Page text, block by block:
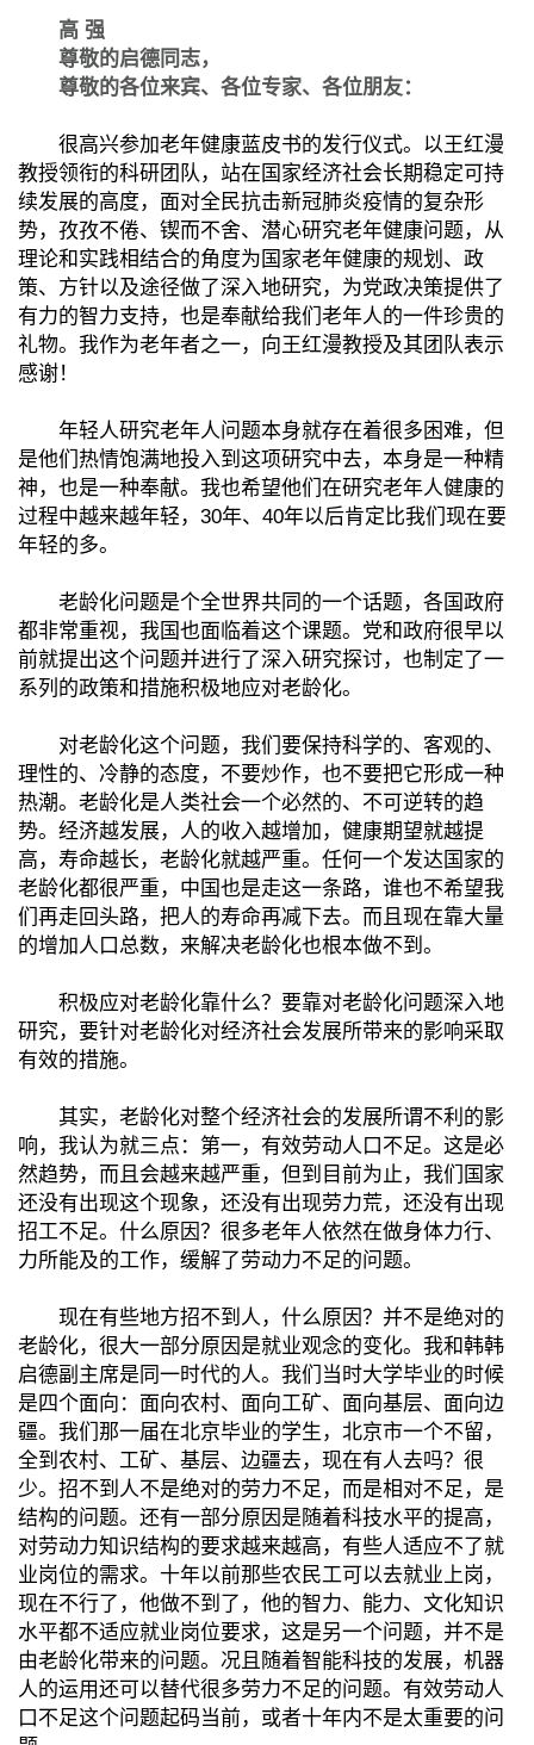
高 强
尊敬的启德同志，
尊敬的各位来宾、各位专家、各位朋友：
很高兴参加老年健康蓝皮书的发行仪式。以王红漫
教授领衔的科研团队，站在国家经济社会长期稳定可持
续发展的高度，面对全民抗击新冠肺炎疫情的复杂形
势，孜孜不倦、锲而不舍、潜心研究老年健康问题，从
理论和实践相结合的角度为国家老年健康的规划、政
策、方针以及途径做了深入地研究，为党政决策提供了
有力的智力支持，也是奉献给我们老年人的一件珍贵的
礼物。我作为老年者之一，向王红漫教授及其团队表示
感谢！
年轻人研究老年人问题本身就存在着很多困难，但
是他们热情饱满地投入到这项研究中去，本身是一种精
神，也是一种奉献。我也希望他们在研究老年人健康的
过程中越来越年轻，30年、40年以后肯定比我们现在要
年轻的多。
老龄化问题是个全世界共同的一个话题，各国政府
都非常重视，我国也面临着这个课题。党和政府很早以
前就提出这个问题并进行了深入研究探讨，也制定了一
系列的政策和措施积极地应对老龄化。
对老龄化这个问题，我们要保持科学的、客观的、
理性的、冷静的态度，不要炒作，也不要把它形成一种
热潮。老龄化是人类社会一个必然的、不可逆转的趋
势。经济越发展，人的收入越增加，健康期望就越提
高，寿命越长，老龄化就越严重。任何一个发达国家的
老龄化都很严重，中国也是走这一条路，谁也不希望我
们再走回头路，把人的寿命再减下去。而且现在靠大量
的增加人口总数，来解决老龄化也根本做不到。
积极应对老龄化靠什么？要靠对老龄化问题深入地
研究，要针对老龄化对经济社会发展所带来的影响采取
有效的措施。
其实，老龄化对整个经济社会的发展所谓不利的影
响，我认为就三点：第一，有效劳动人口不足。这是必
然趋势，而且会越来越严重，但到目前为止，我们国家
还没有出现这个现象，还没有出现劳力荒，还没有出现
招工不足。什么原因？很多老年人依然在做身体力行、
力所能及的工作，缓解了劳动力不足的问题。
现在有些地方招不到人，什么原因？并不是绝对的
老龄化，很大一部分原因是就业观念的变化。我和韩韩
启德副主席是同一时代的人。我们当时大学毕业的时候
是四个面向：面向农村、面向工矿、面向基层、面向边
疆。我们那一届在北京毕业的学生，北京市一个不留，
全到农村、工矿、基层、边疆去，现在有人去吗？很
少。招不到人不是绝对的劳力不足，而是相对不足，是
结构的问题。还有一部分原因是随着科技水平的提高，
对劳动力知识结构的要求越来越高，有些人适应不了就
业岗位的需求。十年以前那些农民工可以去就业上岗，
现在不行了，他做不到了，他的智力、能力、文化知识
水平都不适应就业岗位要求，这是另一个问题，并不是
由老龄化带来的问题。况且随着智能科技的发展，机器
人的运用还可以替代很多劳力不足的问题。有效劳动人
口不足这个问题起码当前，或者十年内不是太重要的问